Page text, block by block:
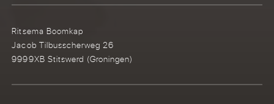
Ritsema Boomkap
Jacob Tilbusscherweg 26
9999XB Stitswerd (Groningen)